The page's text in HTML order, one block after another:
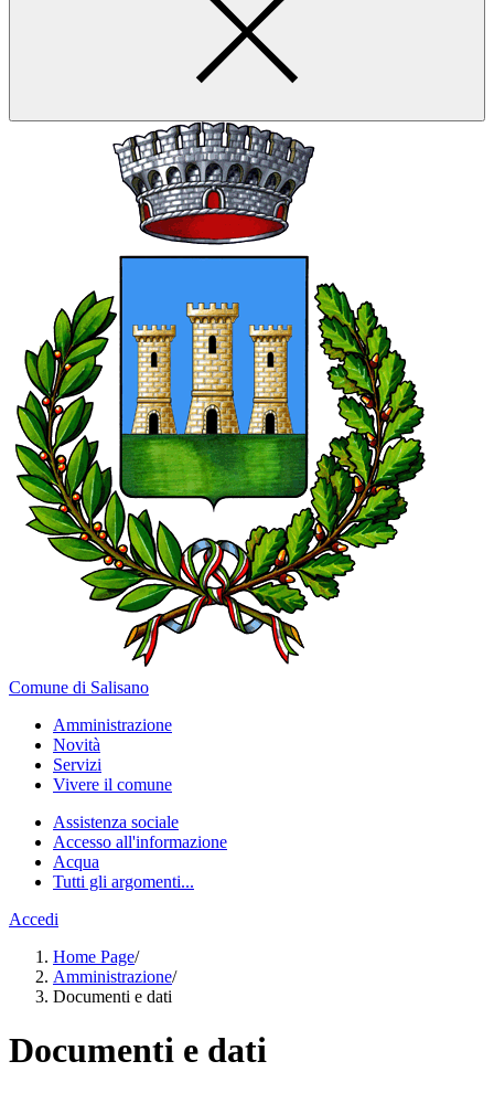
Comune di Salisano
Amministrazione
Novità
Servizi
Vivere il comune
Assistenza sociale
Accesso all'informazione
Acqua
Tutti gli argomenti...
Accedi
Home Page/
Amministrazione/
Documenti e dati
Documenti e dati